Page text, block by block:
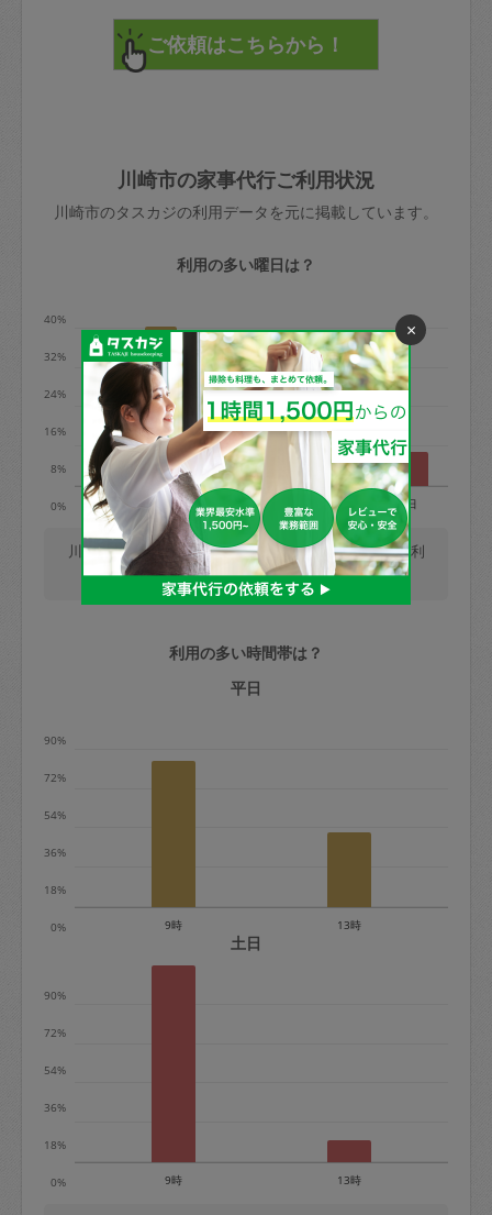
直前キャンセル料：
72時間前〜24時間前＝依頼料金の50%
依頼者不在による当日キャンセル＝依頼
金額の100%＋交通費全額
※例：依頼日時／土曜日午前9時開始の場
水曜日9時〜金曜日9時まで＝依頼料金の
50%
金曜日9時～土曜日8時まで＝依頼金額の
100%
土曜日8時〜実施時間＝依頼金額の100%
＋交通費全額
依頼者不在による当日キャンセル＝依頼
金額の100%＋交通費全額
定期契約をキャンセルする場合、毎週定
期は月2回まで隔週定期は月1回までキャ
※キャンセル料金の設定について：
定期依頼1回（3時間）の金額とスポット
みてください。
その後、一番気に入ったタスカジさんに
てください。
不在時に部屋に入るためにタスカジさん
きた場合は損害保険の対象外となるので
ご注意ください。
で、必ず鍵のかかるロッカーや金庫に入
れて依頼者の責任の元管理するよう心掛
けてください。
玉、など
あわせてこちらも参照ください：初めて
はありますか？
川崎市の家事代行ご利用状況
川崎市のタスカジの利用データを元に掲載しています。
利用の多い曜日は？
0%
8%
16%
24%
32%
40%
月 火 水 木 金 土 日
川崎市では、毎週火曜日の利用が最も多く、土曜日の利
用が少ないです。(2026/08/08 時点での更新)
利用の多い時間帯は？
平日
0%
18%
36%
54%
72%
90%
9時 13時
土日
0%
18%
36%
54%
72%
90%
9時 13時
×